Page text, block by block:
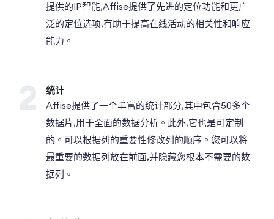
提供的IP智能,Affise提供了先进的定位功能和更广
泛的定位选项,有助于提高在线活动的相关性和响应
能力。
统计
Affise提供了一个丰富的统计部分,其中包含50多个
数据片,用于全面的数据分析。此外,它也是可定制
的。可以根据列的重要性修改列的顺序。您可以将
最重要的数据列放在前面,并隐藏您根本不需要的数
据列。